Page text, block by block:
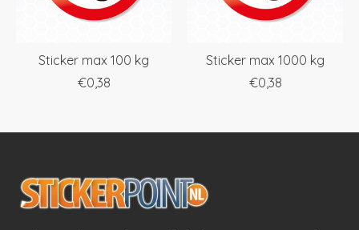
Sticker max 100 kg
€0,38
Sticker max 1000 kg
€0,38